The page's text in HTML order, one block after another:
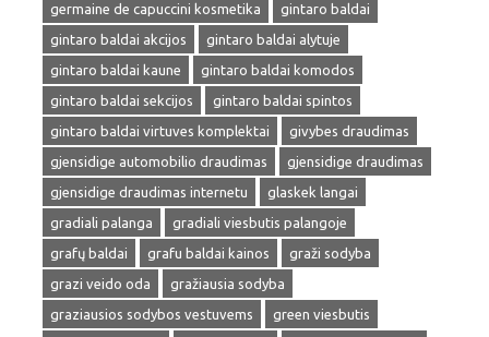
germaine de capuccini kosmetika
gintaro baldai
gintaro baldai akcijos
gintaro baldai alytuje
gintaro baldai kaune
gintaro baldai komodos
gintaro baldai sekcijos
gintaro baldai spintos
gintaro baldai virtuves komplektai
givybes draudimas
gjensidige automobilio draudimas
gjensidige draudimas
gjensidige draudimas internetu
glaskek langai
gradiali palanga
gradiali viesbutis palangoje
grafų baldai
grafu baldai kainos
graži sodyba
grazi veido oda
gražiausia sodyba
graziausios sodybos vestuvems
green viesbutis